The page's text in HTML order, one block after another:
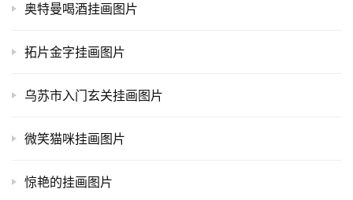
奥特曼喝酒挂画图片
拓片金字挂画图片
乌苏市入门玄关挂画图片
微笑猫咪挂画图片
惊艳的挂画图片